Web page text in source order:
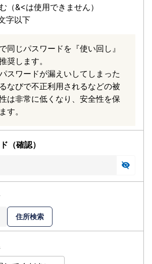
（&<は使用できません）
字以下
同じパスワードを『使い回し』
奨します。
スワードが漏えいしてしまった
なびで不正利用されるなどの被
は非常に低くなり、安全性を保
す。
（確認）